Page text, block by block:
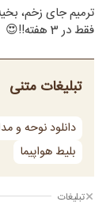
ترمیم جای زخم،
فقط در 3 هفته!!😍
تبلیغات متنی
دانلود نوحه و
بلیط هواپیما
تبلیغات